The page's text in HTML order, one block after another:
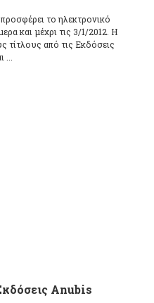
το ηλεκτρονικό
και μέχρι τις 3/1/2012. Η
τίτλους από τις Εκδόσεις
Anubis